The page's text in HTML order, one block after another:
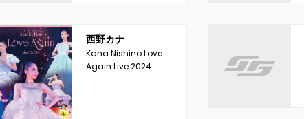
西野カナ
Kana Nishino Love
Again Live 2024